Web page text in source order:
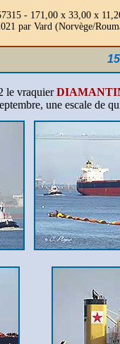
- 171,00 x 33,00 x
par Vard (Norvège/
le vraquier
une escale de